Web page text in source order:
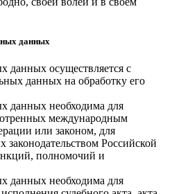
данных
данных осуществляется с
данных на обработку его
данных необходима для
международным
или законом, для
Российской
полномочий и
данных необходима для